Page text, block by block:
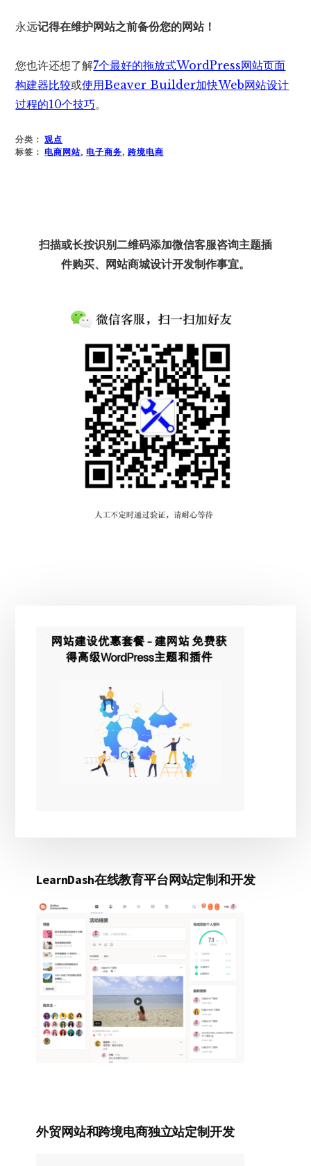
永远记得在维护网站之前备份您的网站！
您也许还想了解7个最好的拖放式WordPress网站页面
构建器比较或使用Beaver Builder加快Web网站设计
过程的10个技巧。
分类：观点
标签：电商网站, 电子商务, 跨境电商
扫描或长按识别二维码添加微信客服咨询主题插
件购买、网站商城设计开发制作事宜。
LearnDash在线教育平台网站定制和开发
外贸网站和跨境电商独立站定制开发